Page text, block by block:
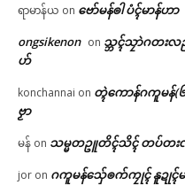
ရာမာန်ယ on ဗော်မန်ၜါ ပံၚ်မာန်ဟာ
ongsikenon on သ္ဘၚ်သၠာဲဂတးလ
ဟ်
konchannai on တ္ၚဲကောန်ဂကူမန်
ဗၟာ
မန် on သမ္မတဥူတိၚ်သိၚ် တပ်တ
jor on ဂကူမန်​သှ်ေၜက်ကၠုၚ် နူဍုၚ်မ